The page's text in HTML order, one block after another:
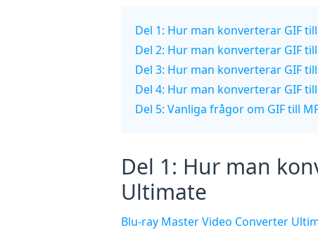
Del 1: Hur man konverterar GIF
Del 2: Hur man konverterar GIF
Del 3: Hur man konverterar GIF
Del 4: Hur man konverterar GIF
Del 5: Vanliga frågor om GIF till
Del 1: Hur man
Ultimate
Blu-ray Master Video Converter